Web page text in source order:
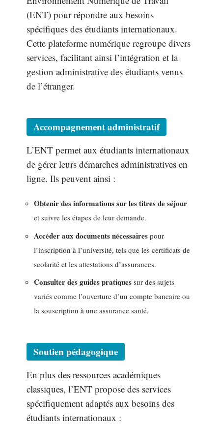
(ENT) pour répondre aux besoins
spécifiques des étudiants internationaux.
Cette plateforme numérique regroupe divers
services, facilitant ainsi l’intégration et la
gestion administrative des étudiants venus
de l’étranger.
Accompagnement administratif
L’ENT permet aux étudiants internationaux
de gérer leurs démarches administratives en
ligne. Ils peuvent ainsi :
Obtenir des informations sur les titres de séjour
et suivre les étapes de leur demande.
Accéder aux documents nécessaires pour
l’inscription à l’université, tels que les certificats de
scolarité et les attestations d’assurances.
Consulter des guides pratiques sur des sujets
variés comme l’ouverture d’un compte bancaire ou
la souscription à une assurance santé.
Soutien pédagogique
En plus des ressources académiques
classiques, l’ENT propose des services
spécifiquement adaptés aux besoins des
étudiants internationaux :